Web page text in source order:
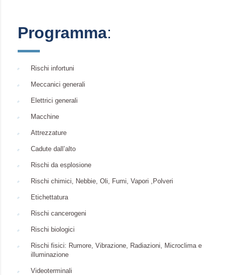
Programma:
Rischi infortuni
Meccanici generali
Elettrici generali
Macchine
Attrezzature
Cadute dall’alto
Rischi da esplosione
Rischi chimici, Nebbie, Oli, Fumi, Vapori ,Polveri
Etichettatura
Rischi cancerogeni
Rischi biologici
Rischi fisici: Rumore, Vibrazione, Radiazioni, Microclima e
illuminazione
Videoterminali